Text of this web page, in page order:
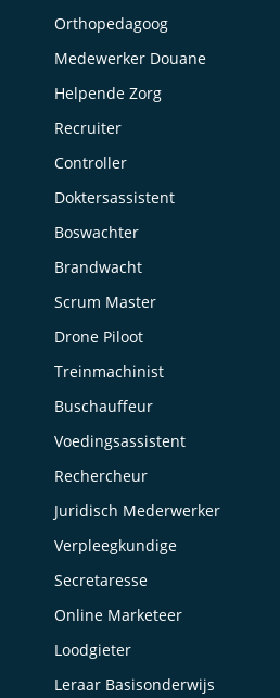
Orthopedagoog
Medewerker Douane
Helpende Zorg
Recruiter
Controller
Doktersassistent
Boswachter
Brandwacht
Scrum Master
Drone Piloot
Treinmachinist
Buschauffeur
Voedingsassistent
Rechercheur
Juridisch Mederwerker
Verpleegkundige
Secretaresse
Online Marketeer
Loodgieter
Leraar Basisonderwijs